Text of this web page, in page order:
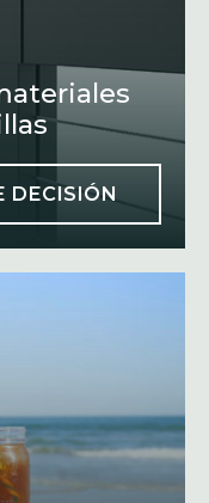
DECISIÓN